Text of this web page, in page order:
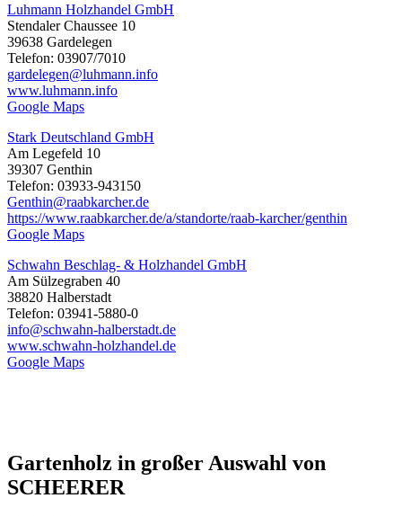
Luhmann Holzhandel GmbH
Stendaler Chaussee 10
39638 Gardelegen
Telefon: 03907/7010
gardelegen@luhmann.info
www.luhmann.info
Google Maps
Stark Deutschland GmbH
Am Legefeld 10
39307 Genthin
Telefon: 03933-943150
Genthin@raabkarcher.de
https://www.raabkarcher.de/a/standorte/raab-karcher/genthin
Google Maps
Schwahn Beschlag- & Holzhandel GmbH
Am Sülzegraben 40
38820 Halberstadt
Telefon: 03941-5880-0
info@schwahn-halberstadt.de
www.schwahn-holzhandel.de
Google Maps
Gartenholz in großer Auswahl von
SCHEERER